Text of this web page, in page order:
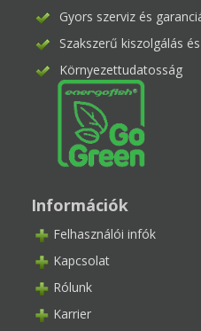
Gyors szerviz és
Szakszerű kiszolgálás
Környezettudatosság
Információk
Felhasználói infók
Kapcsolat
Rólunk
Karrier